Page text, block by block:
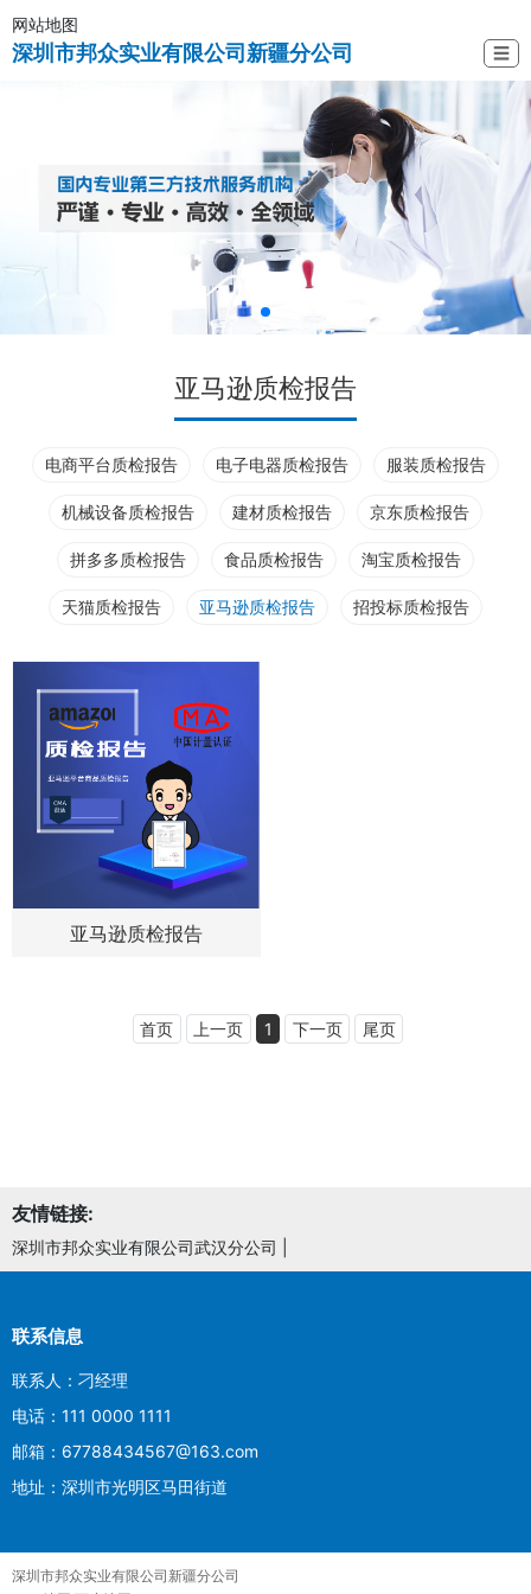
网站地图
深圳市邦众实业有限公司新疆分公司 ☰
亚马逊质检报告
电商平台质检报告 电子电器质检报告 服装质检报告
机械设备质检报告 建材质检报告 京东质检报告
拼多多质检报告 食品质检报告 淘宝质检报告
天猫质检报告 亚马逊质检报告 招投标质检报告
亚马逊质检报告
首页 上一页 1 下一页 尾页
友情链接:
深圳市邦众实业有限公司武汉分公司
联系信息
联系人：刁经理
电话：111 0000 1111
邮箱：67788434567@163.com
地址：深圳市光明区马田街道
深圳市邦众实业有限公司新疆分公司